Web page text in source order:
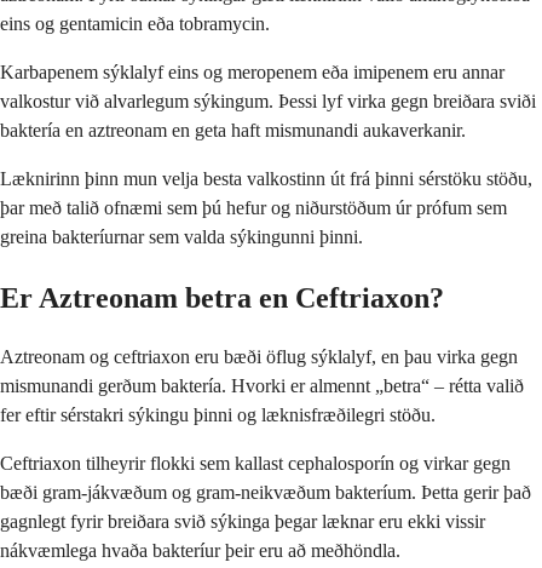
eins og gentamicin eða tobramycin.
Karbapenem sýklalyf eins og meropenem eða imipenem eru annar
valkostur við alvarlegum sýkingum. Þessi lyf virka gegn breiðara sviði
baktería en aztreonam en geta haft mismunandi aukaverkanir.
Læknirinn þinn mun velja besta valkostinn út frá þinni sérstöku stöðu,
þar með talið ofnæmi sem þú hefur og niðurstöðum úr prófum sem
greina bakteríurnar sem valda sýkingunni þinni.
Er Aztreonam betra en Ceftriaxon?
Aztreonam og ceftriaxon eru bæði öflug sýklalyf, en þau virka gegn
mismunandi gerðum baktería. Hvorki er almennt „betra“ – rétta valið
fer eftir sérstakri sýkingu þinni og læknisfræðilegri stöðu.
Ceftriaxon tilheyrir flokki sem kallast cephalosporín og virkar gegn
bæði gram-jákvæðum og gram-neikvæðum bakteríum. Þetta gerir það
gagnlegt fyrir breiðara svið sýkinga þegar læknar eru ekki vissir
nákvæmlega hvaða bakteríur þeir eru að meðhöndla.